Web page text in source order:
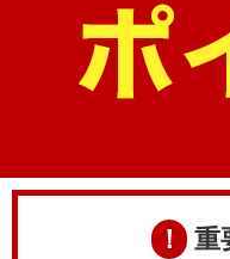
！ 重